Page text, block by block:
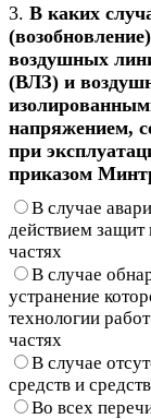
3. В каких
воздушных
(ВЛЗ) и
напряжением,
при
приказом
В случае
действием защит
частях
В случае
устранение
технологии
частях
В случае
средств и
Во всех